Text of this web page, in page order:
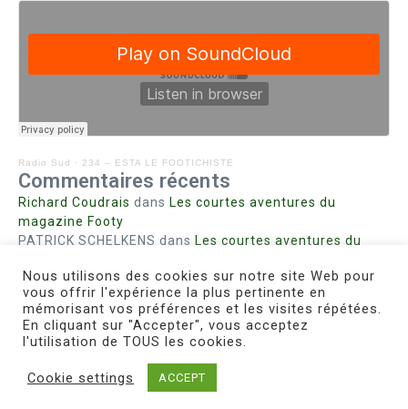
Radio Sud · 234 – ESTA LE FOOTICHISTE
Commentaires récents
Richard Coudrais dans Les courtes aventures du
magazine Footy
PATRICK SCHELKENS dans Les courtes aventures du
Bohn fabiennedans Intrigues sanglantes à Mulhouse
Steph. RUTA dansLust for Nice
MIRMANDdansPieds agiles et champignons
Copyright © 2026 Le Footichiste | Réalisé par
Nous utilisons des cookies sur notre site Web pour
vous offrir l'expérience la plus pertinente en
mémorisant vos préférences et les visites répétées.
En cliquant sur "Accepter", vous acceptez
l'utilisation de TOUS les cookies.
Cookie settings ACCEPT